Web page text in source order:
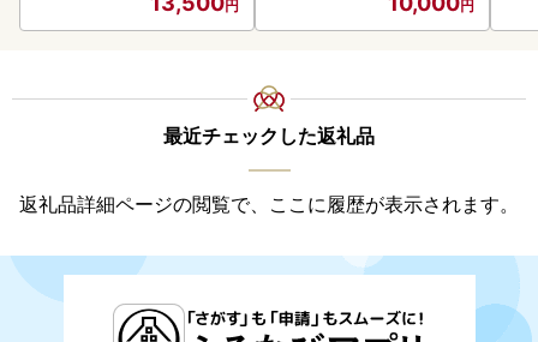
最近チェックした返礼品
返礼品詳細ページの閲覧で、ここに履歴が表示されます。